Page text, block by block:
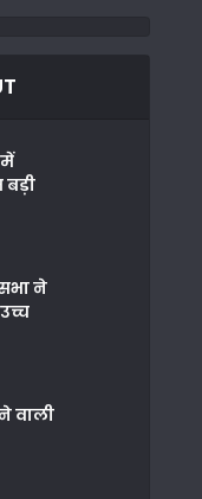
में
बड़ी
ने
वाली